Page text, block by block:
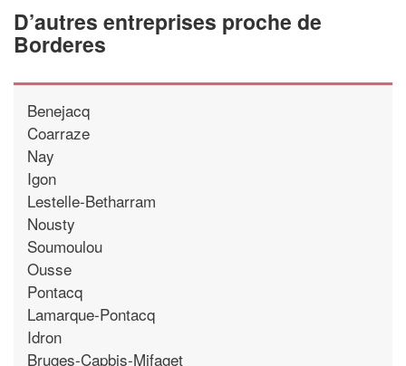
D’autres entreprises proche de
Borderes
Benejacq
Coarraze
Nay
Igon
Lestelle-Betharram
Nousty
Soumoulou
Ousse
Pontacq
Lamarque-Pontacq
Idron
Bruges-Capbis-Mifaget